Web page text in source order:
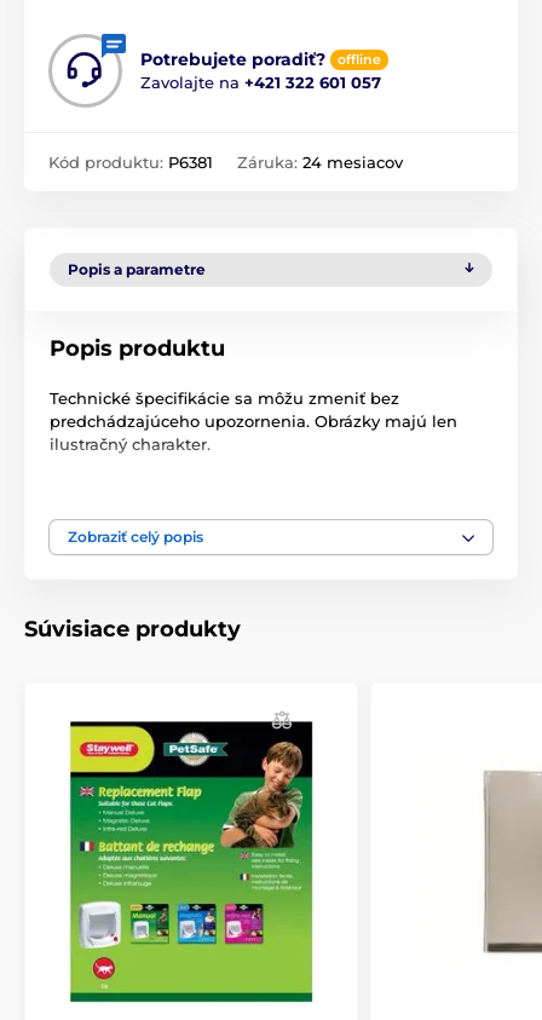
Potrebujete poradiť? offline
Zavolajte na +421 322 601 057
Kód produktu: P6381 Záruka: 24 mesiacov
Popis a parametre
Popis produktu
Technické špecifikácie sa môžu zmeniť bez
predchádzajúceho upozornenia. Obrázky majú len
ilustračný charakter.
Produkt je zaradený v kategóriách
Zobraziť celý popis
Súvisiace produkty